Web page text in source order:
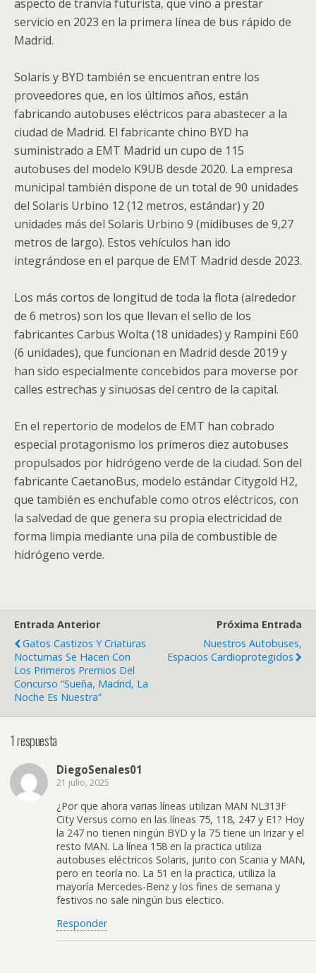
aspecto de tranvía futurista, que vino a prestar
servicio en 2023 en la primera línea de bus rápido de
Madrid.
Solaris y BYD también se encuentran entre los
proveedores que, en los últimos años, están
fabricando autobuses eléctricos para abastecer a la
ciudad de Madrid. El fabricante chino BYD ha
suministrado a EMT Madrid un cupo de 115
autobuses del modelo K9UB desde 2020. La empresa
municipal también dispone de un total de 90 unidades
del Solaris Urbino 12 (12 metros, estándar) y 20
unidades más del Solaris Urbino 9 (midibuses de 9,27
metros de largo). Estos vehículos han ido
integrándose en el parque de EMT Madrid desde 2023.
Los más cortos de longitud de toda la flota (alrededor
de 6 metros) son los que llevan el sello de los
fabricantes Carbus Wolta (18 unidades) y Rampini E60
(6 unidades), que funcionan en Madrid desde 2019 y
han sido especialmente concebidos para moverse por
calles estrechas y sinuosas del centro de la capital.
En el repertorio de modelos de EMT han cobrado
especial protagonismo los primeros diez autobuses
propulsados por hidrógeno verde de la ciudad. Son del
fabricante CaetanoBus, modelo estándar Citygold H2,
que también es enchufable como otros eléctricos, con
la salvedad de que genera su propia electricidad de
forma limpia mediante una pila de combustible de
hidrógeno verde.
Entrada Anterior
Gatos Castizos Y Criaturas
Nocturnas Se Hacen Con
Los Primeros Premios Del
Concurso “Sueña, Madrid, La
Noche Es Nuestra”
Próxima Entrada
Nuestros Autobuses,
Espacios Cardioprotegidos
1 respuesta
DiegoSenales01
21 julio, 2025
¿Por que ahora varias líneas utilizan MAN NL313F
City Versus como en las líneas 75, 118, 247 y E1? Hoy
la 247 no tienen ningún BYD y la 75 tiene un Irizar y el
resto MAN. La línea 158 en la practica utiliza
autobuses eléctricos Solaris, junto con Scania y MAN,
pero en teoría no. La 51 en la practica, utiliza la
mayoría Mercedes-Benz y los fines de semana y
festivos no sale ningún bus electico.
Responder